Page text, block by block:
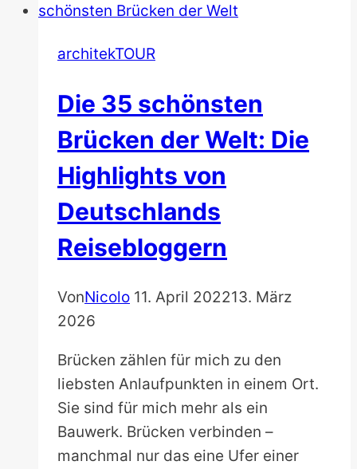
Welt
meine
Sehnsucht
architekTOUR
Die 35 schönsten
Brücken der Welt: Die
Highlights von
Deutschlands
Reisebloggern
VonNicolo 11. April 202213. März
2026
Brücken zählen für mich zu den
liebsten Anlaufpunkten in einem Ort.
Sie sind für mich mehr als ein
Bauwerk. Brücken verbinden –
manchmal nur das eine Ufer einer